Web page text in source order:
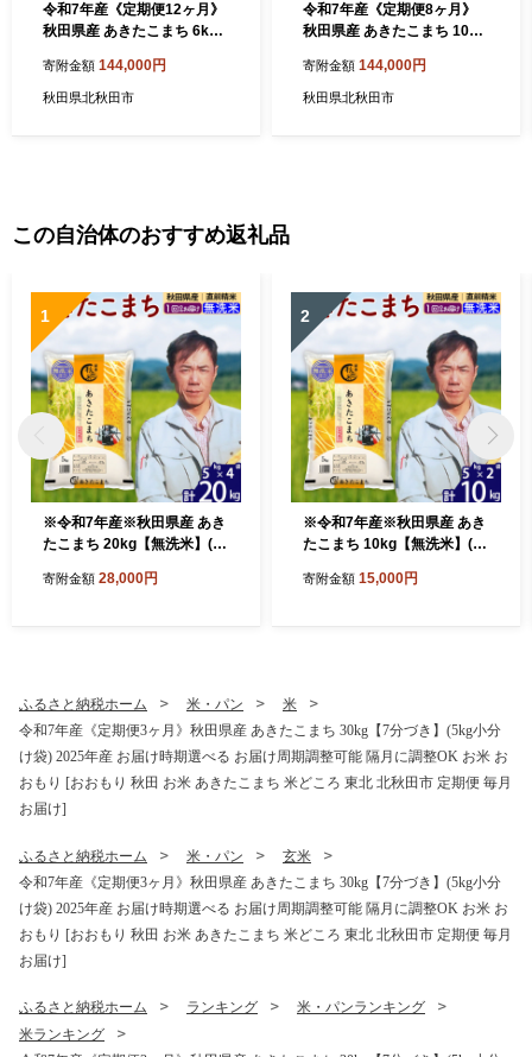
令和7年産《定期便12ヶ月》
秋田県産 あきたこまち 6kg
025年産 お届け時期選べる
お届け周期調整可能 隔月に
寄附金額 144,000円
秋田県北秋田市
令和7年産《定期便8ヶ月》
秋田県産 あきたこまち 10kg
025年産 お届け時期選べる
お届け周期調整可能 隔月に
寄附金額 144,000円
秋田県北秋田市
この自治体のおすすめ返礼品
1
※令和7年産※秋田県産 あき
たこまち 20kg【無洗米】(5k
け】2025年産 お届け時期選
しい おにぎり おむすび お弁
当 白米]
寄附金額 28,000円
2
※令和7年産※秋田県産 あき
たこまち 10kg【無洗米】(5k
け】2025年産 お届け時期選
寄附金額 15,000円
ふるさと納税ホーム 米・パン
米
令和7年産《定期便3ヶ月》秋田県産 あきたこまち 30kg【7分づき】(5kg小分
け袋) 2025年産 お届け時期選べる お届け周期調整可能 隔月に調整OK お米 お
おもり [おおもり 秋田 お米 あきたこまち 米どころ 東北 北秋田市 定期便 毎月
お届け]
ふるさと納税ホーム 米・パン
玄米
令和7年産《定期便3ヶ月》秋田県産 あきたこまち 30kg【7分づき】(5kg小分
け袋) 2025年産 お届け時期選べる お届け周期調整可能 隔月に調整OK お米 お
おもり [おおもり 秋田 お米 あきたこまち 米どころ 東北 北秋田市 定期便 毎月
お届け]
ふるさと納税ホーム ランキング
米・パンランキング
米ランキング